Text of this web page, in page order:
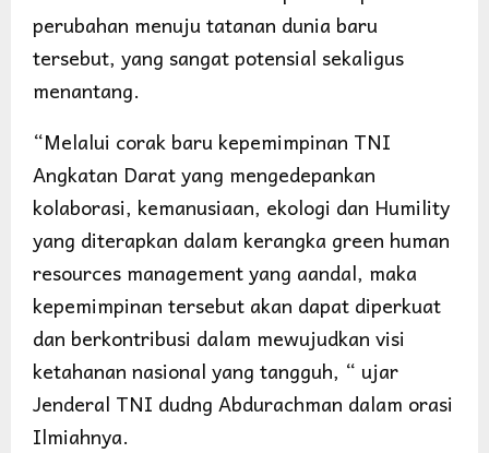
perubahan menuju tatanan dunia baru
tersebut, yang sangat potensial sekaligus
menantang.
“Melalui corak baru kepemimpinan TNI
Angkatan Darat yang mengedepankan
kolaborasi, kemanusiaan, ekologi dan Humility
yang diterapkan dalam kerangka green human
resources management yang aandal, maka
kepemimpinan tersebut akan dapat diperkuat
dan berkontribusi dalam mewujudkan visi
ketahanan nasional yang tangguh, “ ujar
Jenderal TNI dudng Abdurachman dalam orasi
Ilmiahnya.